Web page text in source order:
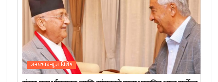
जनप्रभाबन्युज विशेष